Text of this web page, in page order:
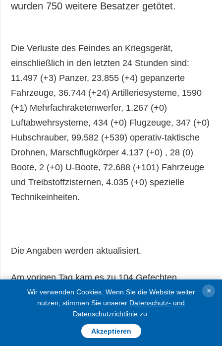
wurden 750 weitere Besatzer getötet.
Die Verluste des Feindes an Kriegsgerät,
einschließlich in den letzten 24 Stunden sind:
11.497 (+3) Panzer, 23.855 (+4) gepanzerte
Fahrzeuge, 36.744 (+24) Artilleriesysteme, 1590
(+1) Mehrfachraketenwerfer, 1.267 (+0)
Luftabwehrsysteme, 434 (+0) Flugzeuge, 347 (+0)
Hubschrauber, 99.582 (+539) operativ-taktische
Drohnen, Marschflugkörper 4.137 (+0) , 28 (0)
Boote, 2 (+0) U-Boote, 72.688 (+101) Fahrzeuge
und Treibstoffzisternen, 4.035 (+0) spezielle
Technikeinheiten.
Die Angaben werden aktualisiert.
Am vorigen Tag kam es zu 104 Gefechten
zwischen den ukrainischen Truppen und
russischen Besatzern an der Front – Stand 22:00
Uhr, Freitag, 2. Januar.
Wir verwenden Cookies. Wenn Sie die Website weiter
nutzen, stimmen Sie unserer Datenschutz- und
Datenschutzrichtlinie zu.
Akzeptieren
×